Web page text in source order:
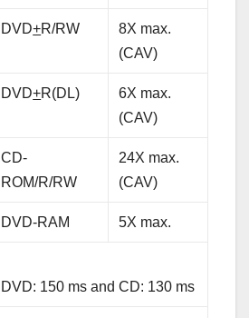
DVD+R/RW
8X max.
(CAV)
DVD+R(DL)
6X max.
(CAV)
CD-
ROM/R/RW
24X max.
(CAV)
DVD-RAM 5X max.
DVD: 150 ms and CD: 130 ms